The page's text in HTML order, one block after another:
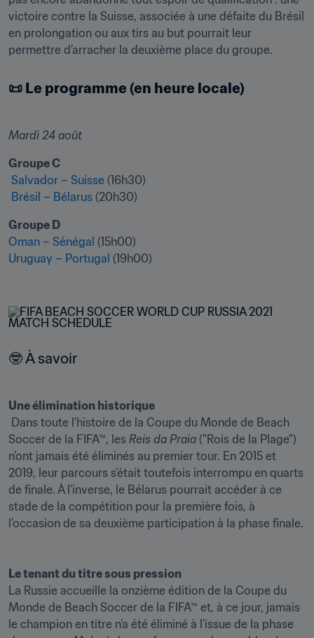
victoire contre la Suisse, associée à une défaite du Brésil
en prolongation ou aux tirs au but pourrait leur
📜 Le programme (en heure locale)
Mardi 24 août
Groupe C
Salvador – Suisse
Brésil – Bélarus (20h30)
Groupe D
Oman – Sénégal
Uruguay – Portugal (19h00)
🤓 À savoir
Une élimination historique
Soccer de la FIFA™, les Reis da Praia ("Rois de la Plage")
n’ont jamais été éliminés au premier tour. En 2015 et
2019, leur parcours s’était toutefois interrompu en quarts
de finale. À l’inverse, le Bélarus pourrait accéder à ce
stade de la compétition pour la première fois, à
l’occasion de sa deuxième participation à la phase finale.
Le tenant du titre sous pression
La Russie accueille la onzième édition de la Coupe du
Monde de Beach Soccer de la FIFA™ et, à ce jour, jamais
le champion en titre n’a été éliminé à l’issue de la phase